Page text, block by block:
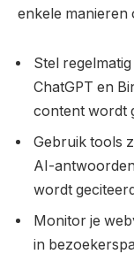
enkele manieren
Stel
ChatGPT en
content wordt
Gebruik tools
AI-
wordt
Monitor je
in